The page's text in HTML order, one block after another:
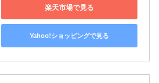
楽天市場で見る
Yahoo!ショッピングで見る